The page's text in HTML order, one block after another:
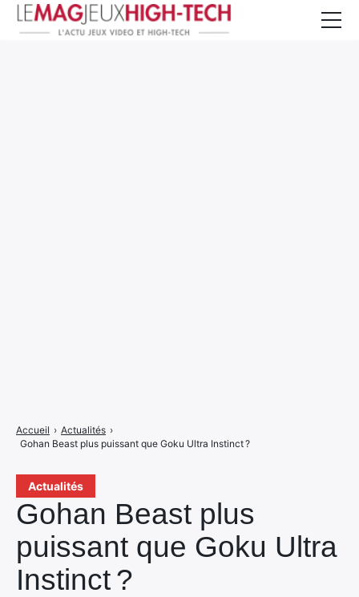
Actualités
Gohan Beast plus
puissant que Goku Ultra
Instinct ?
Accueil › Actualités ›
Gohan Beast plus puissant que Goku Ultra Instinct ?